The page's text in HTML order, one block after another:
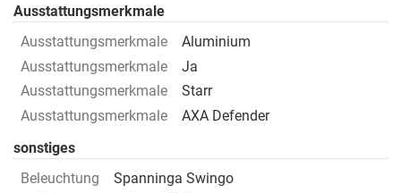
Ausstattungsmerkmale
Ausstattungsmerkmale
Aluminium
Ausstattungsmerkmale
Ja
Ausstattungsmerkmale
Starr
Ausstattungsmerkmale
AXA Defender
sonstiges
Beleuchtung
Spanninga Swingo